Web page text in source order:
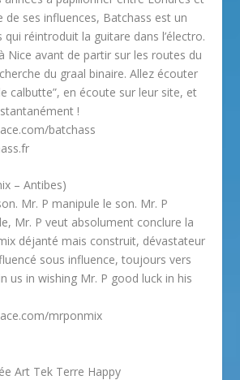
de ses influences, Batchass est un
réintroduit la guitare dans l’électro.
Nice avant de partir sur les routes du
du graal binaire. Allez écouter
calbutte”, en écoute sur leur site, et
!
batchass
– Antibes)
Mr. P manipule le son. Mr. P
Mr. P veut absolument conclure la
déjanté mais construit, dévastateur
sous influence, toujours vers
us in wishing Mr. P good luck in his
mrponmix
Art Tek Terre Happy